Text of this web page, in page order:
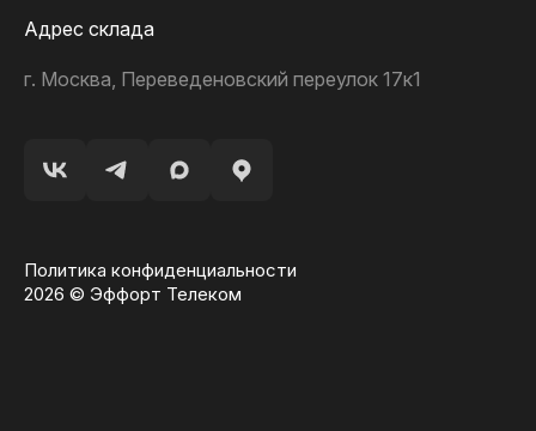
Адрес склада
г. Москва, Переведеновский переулок 17к1
2026 © Эффорт Телеком
Политика конфиденциальности